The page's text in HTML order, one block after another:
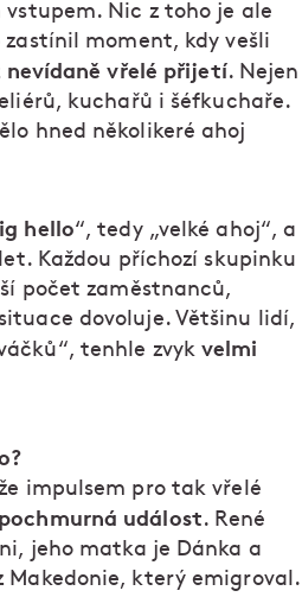
Nic z toho je ale
zastínil moment, kdy vešli
nevídaně vřelé přijetí. Nejen
kuchařů i šéfkuchaře.
hned několikeré ahoj
hello“, tedy „velké ahoj“, a
Každou příchozí skupinku
počet zaměstnanců,
dovoluje. Většinu lidí,
tenhle zvykvelmi
impulsem pro tak vřelé
pochmurná událost. René
jeho matka je Dánka a
Makedonie, který emigroval.